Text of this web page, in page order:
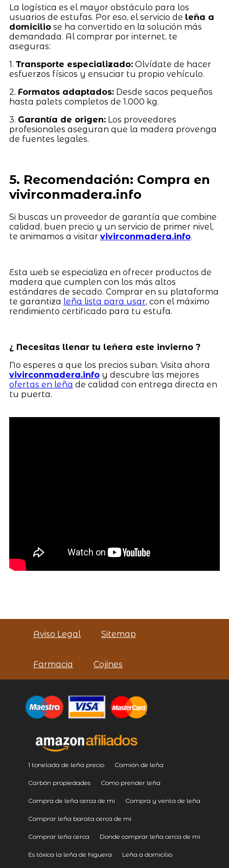
La logística es el mayor obstáculo para los
usuarios de estufas. Por eso, el servicio de leña a
domiciliose ha convertido en la solución más
demandada. Al comprar por internet, te
aseguras:
1. Transporte especializado:Olvídate de hacer
esfuerzos físicos y ensuciar tu propio vehículo.
2. Formatos adaptados:Desde sacos pequeños
hasta palets completos de 1.000 kg.
3. Garantía de origen:Los proveedores
profesionales aseguran que la madera provenga
de fuentes legales.
5. Recomendación: Compra en
vivirconmadera.info
Si buscas un proveedor de garantía que combine
calidad, buen precio y un servicio de primer nivel,
te animamos a visitar vivirconmadera.info.
Esta web se especializa en ofrecer productos de
madera que cumplen con los más altos
estándares de secado. Comprar en su plataforma
te garantiza leña lista para usar, con el máximo
rendimiento certificado para tu estufa.
¿ Necesitas llenar tu leñera este invierno ?
No esperes a que los precios suban. Visita ahora
vivirconmadera.infoy descubre las mejores
ofertas en leña de calidad con entrega directa en
tu puerta.
Aviso Legal Sitemap
Farmacia Cojines
1 tonelada de leña precio Camión de leña
Carbón propiedades Como prender leña
Compra de leña cerca de mi Compra y venta de leña
Comprar leña barata cerca de mi
Comprar leña cerca Donde comprar leña cerca de mi
Es tóxica la leña de higuera Leña a domicilio